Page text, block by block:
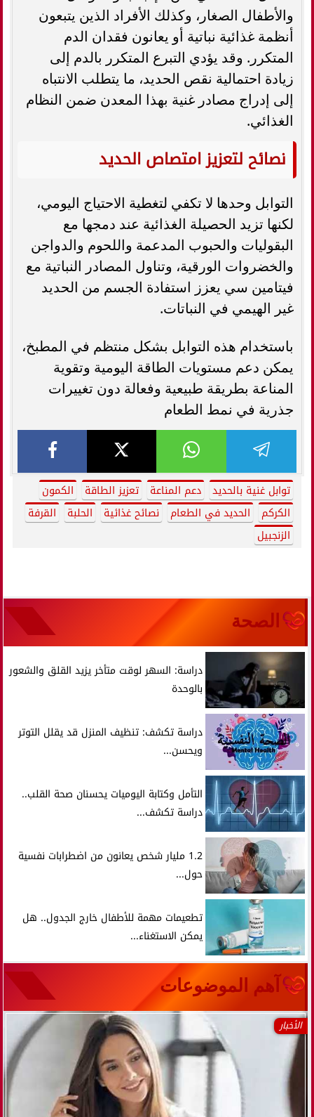
والأطفال الصغار، وكذلك الأفراد الذين يتبعون
أنظمة غذائية نباتية أو يعانون فقدان الدم
المتكرر. وقد يؤدي التبرع المتكرر بالدم إلى
زيادة احتمالية نقص الحديد، ما يتطلب الانتباه
إلى إدراج مصادر غنية بهذا المعدن ضمن النظام
الغذائي.
نصائح لتعزيز امتصاص الحديد
التوابل وحدها لا تكفي لتغطية الاحتياج اليومي،
لكنها تزيد الحصيلة الغذائية عند دمجها مع
البقوليات والحبوب المدعمة واللحوم والدواجن
والخضروات الورقية، وتناول المصادر النباتية مع
فيتامين سي يعزز استفادة الجسم من الحديد
غير الهيمي في النباتات.
باستخدام هذه التوابل بشكل منتظم في المطبخ،
يمكن دعم مستويات الطاقة اليومية وتقوية
المناعة بطريقة طبيعية وفعالة دون تغييرات
جذرية في نمط الطعام
توابل غنية بالحديد دعم المناعة تعزيز الطاقة
الكمون
الكركم
الحديد في الطعام نصائح غذائية الحلبة
القرفة
الزنجبيل
الصحة
دراسة: السهر لوقت متأخر يزيد القلق والشعور
بالوحدة
دراسة تكشف: تنظيف المنزل قد يقلل التوتر
ويحسن...
التأمل وكتابة اليوميات يحسنان صحة القلب..
دراسة تكشف...
1.2 مليار شخص يعانون من اضطرابات نفسية
حول...
تطعيمات مهمة للأطفال خارج الجدول.. هل
يمكن الاستغناء...
آهم الموضوعات
الأخبار